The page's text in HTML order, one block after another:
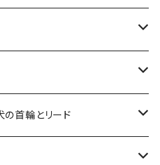
スタンドセット
セット
首輪とリード